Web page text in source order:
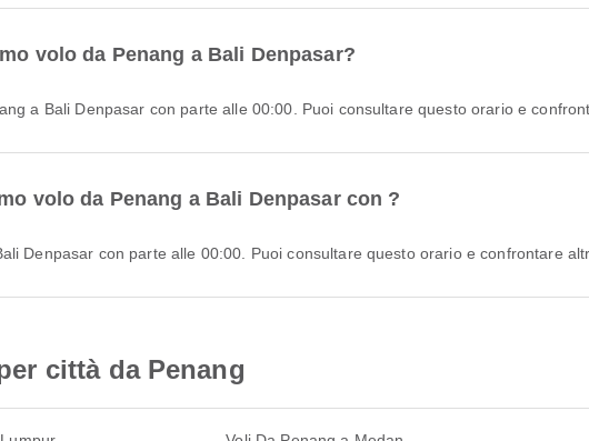
volo da Penang a Bali Denpasar?
a Bali Denpasar con parte alle 00:00. Puoi consultare questo orario e
volo da Penang a Bali Denpasar con ?
Bali Denpasar con parte alle 00:00. Puoi consultare questo orario e confrontare
città da Penang